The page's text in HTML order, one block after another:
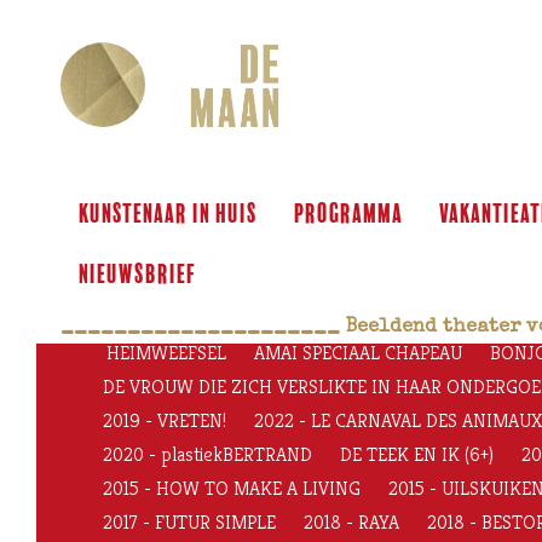
KUNSTENAAR IN HUIS programma
Nieuwsbrief
_____________________ Beeldend theater
HEIMWEEFSEL AMAI SPECIAAL CHAPEAU
DE VROUW DIE ZICH VERSLIKTE IN HAAR
2019 - VRETEN!
2022 - LE CARNAVAL DES
2020 - plastiekBERTRAND
DE TEEK EN IK (6+)
2015 - HOW TO MAKE A LIVING
2015 -
2017 - FUTUR SIMPLE
2018 - RAYA 2018 -